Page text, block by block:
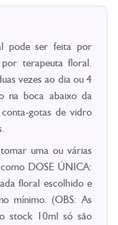
pode ser feita por
terapeuta floral.
vezes ao dia ou 4
na boca abaixo da
gotas de vidro
uma ou várias
DOSE ÚNICA:
floral escolhido e
mínimo. (OBS: As
stock 10ml só são